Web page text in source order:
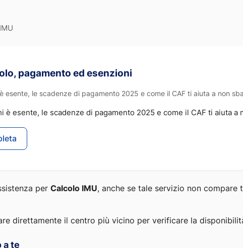
pagamento ed esenzioni
esente, le scadenze di pagamento 2025 e come il CAF ti aiuta a non
è esente, le scadenze di pagamento 2025 e come il CAF ti aiuta a
per Calcolo IMU, anche se tale servizio non compare
direttamente il centro più vicino per verificare la
a te